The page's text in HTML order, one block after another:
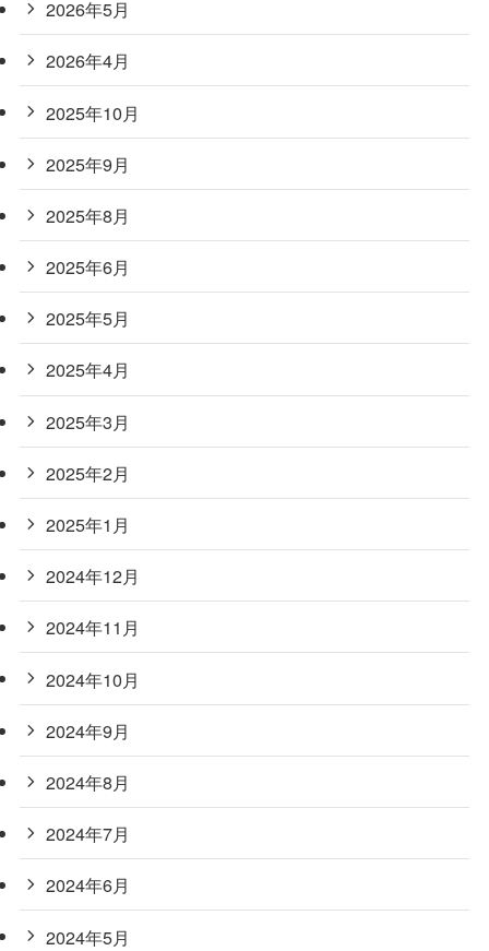
2026年5月
2026年4月
2025年10月
2025年9月
2025年8月
2025年6月
2025年5月
2025年4月
2025年3月
2025年2月
2025年1月
2024年12月
2024年11月
2024年10月
2024年9月
2024年8月
2024年7月
2024年6月
2024年5月